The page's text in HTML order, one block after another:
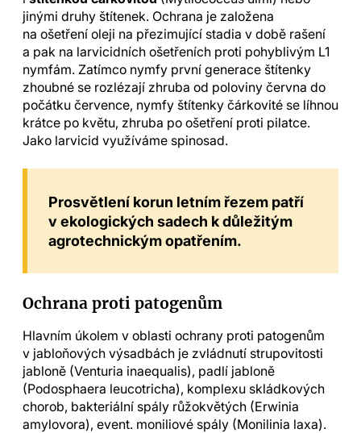
jinými druhy štítenek. Ochrana je založena
na ošetření oleji na přezimující stadia v době rašení
a pak na larvicidních ošetřeních proti pohyblivým L1
nymfám. Zatímco nymfy první generace štítenky
zhoubné se rozlézají zhruba od poloviny června do
počátku července, nymfy štítenky čárkovité se líhnou
krátce po květu, zhruba po ošetření proti pilatce.
Jako larvicid využíváme spinosad.
Prosvětlení korun letním řezem patří
v ekologických sadech k důležitým
agrotechnickým opatřením.
Ochrana proti patogenům
Hlavním úkolem v oblasti ochrany proti patogenům
v jabloňových výsadbách je zvládnutí strupovitosti
jabloně (Venturia inaequalis), padlí jabloně
(Podosphaera leucotricha), komplexu skládkových
chorob, bakteriální spály růžokvětých (Erwinia
amylovora), event. moniliové spály (Monilinia laxa).